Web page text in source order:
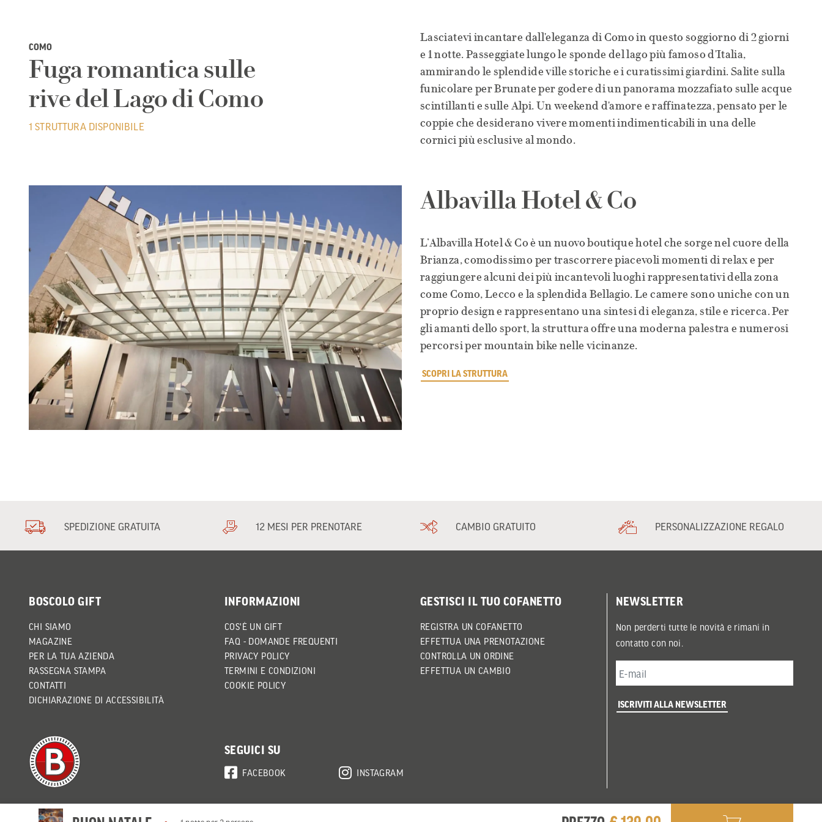
COMO
Fuga romantica sulle
rive del Lago di Como
1 STRUTTURA DISPONIBILE
Lasciatevi incantare dall'eleganza di Como in questo soggiorno di 2 giorni
e 1 notte. Passeggiate lungo le sponde del lago più famoso d'Italia,
ammirando le splendide ville storiche e i curatissimi giardini. Salite sulla
funicolare per Brunate per godere di un panorama mozzafiato sulle acque
scintillanti e sulle Alpi. Un weekend d'amore e raffinatezza, pensato per le
coppie che desiderano vivere momenti indimenticabili in una delle
cornici più esclusive al mondo.
Albavilla Hotel & Co
L’Albavilla Hotel & Co è un nuovo boutique hotel che sorge nel cuore della
Brianza, comodissimo per trascorrere piacevoli momenti di relax e per
raggiungere alcuni dei più incantevoli luoghi rappresentativi della zona
come Como, Lecco e la splendida Bellagio. Le camere sono uniche con un
proprio design e rappresentano una sintesi di eleganza, stile e ricerca. Per
gli amanti dello sport, la struttura offre una moderna palestra e numerosi
percorsi per mountain bike nelle vicinanze.
SCOPRI LA STRUTTURA
SPEDIZIONE GRATUITA 12 MESI PER PRENOTARE CAMBIO GRATUITO PERSONALIZZAZIONE REGALO
BOSCOLO GIFT
CHI SIAMO
MAGAZINE
PER LA TUA AZIENDA
RASSEGNA STAMPA
CONTATTI
DICHIARAZIONE DI ACCESSIBILITÀ
INFORMAZIONI
COS'È UN GIFT
FAQ - DOMANDE FREQUENTI
PRIVACY POLICY
TERMINI E CONDIZIONI
COOKIE POLICY
GESTISCI IL TUO COFANETTO
REGISTRA UN COFANETTO
EFFETTUA UNA PRENOTAZIONE
CONTROLLA UN ORDINE
EFFETTUA UN CAMBIO
SEGUICI SU
FACEBOOK INSTAGRAM
NEWSLETTER
Non perderti tutte le novità e rimani in
contatto con noi.
ISCRIVITI ALLA NEWSLETTER